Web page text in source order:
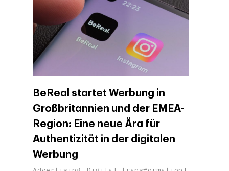
BeReal startet Werbung in
Großbritannien und der EMEA-
Region: Eine neue Ära für
Authentizität in der digitalen
Werbung